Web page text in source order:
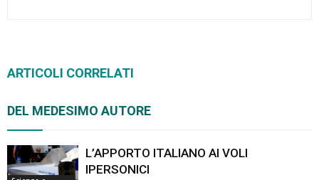
ARTICOLI CORRELATI
DEL MEDESIMO AUTORE
L’APPORTO ITALIANO AI VOLI
IPERSONICI